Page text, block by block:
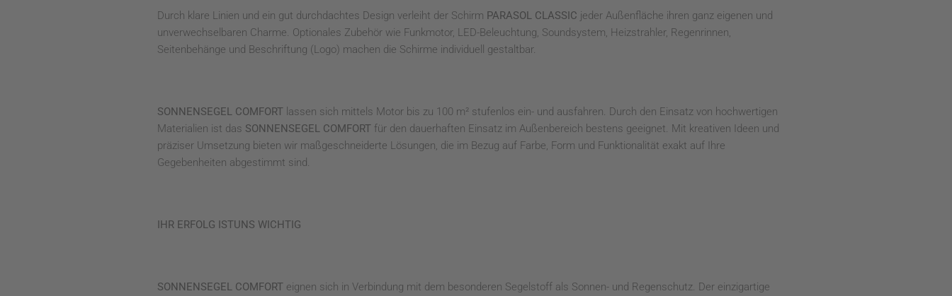
Durch klare Linien und ein gut durchdachtes Design verleiht der Schirm PARASOL CLASSIC jeder Außenfläche ihren ganz eigenen und
unverwechselbaren Charme. Optionales Zubehör wie Funkmotor, LED-Beleuchtung, Soundsystem, Heizstrahler, Regenrinnen,
Seitenbehänge und Beschriftung (Logo) machen die Schirme individuell gestaltbar.
SONNENSEGEL COMFORT lassen sich mittels Motor bis zu 100 m² stufenlos ein- und ausfahren. Durch den Einsatz von hochwertigen
Materialien ist das SONNENSEGEL COMFORT für den dauerhaften Einsatz im Außenbereich bestens geeignet. Mit kreativen Ideen und
präziser Umsetzung bieten wir maßgeschneiderte Lösungen, die im Bezug auf Farbe, Form und Funktionalität exakt auf Ihre
Gegebenheiten abgestimmt sind.
IHR ERFOLG ISTUNS WICHTIG
SONNENSEGEL COMFORT eignen sich in Verbindung mit dem besonderen Segelstoff als Sonnen- und Regenschutz. Der einzigartige